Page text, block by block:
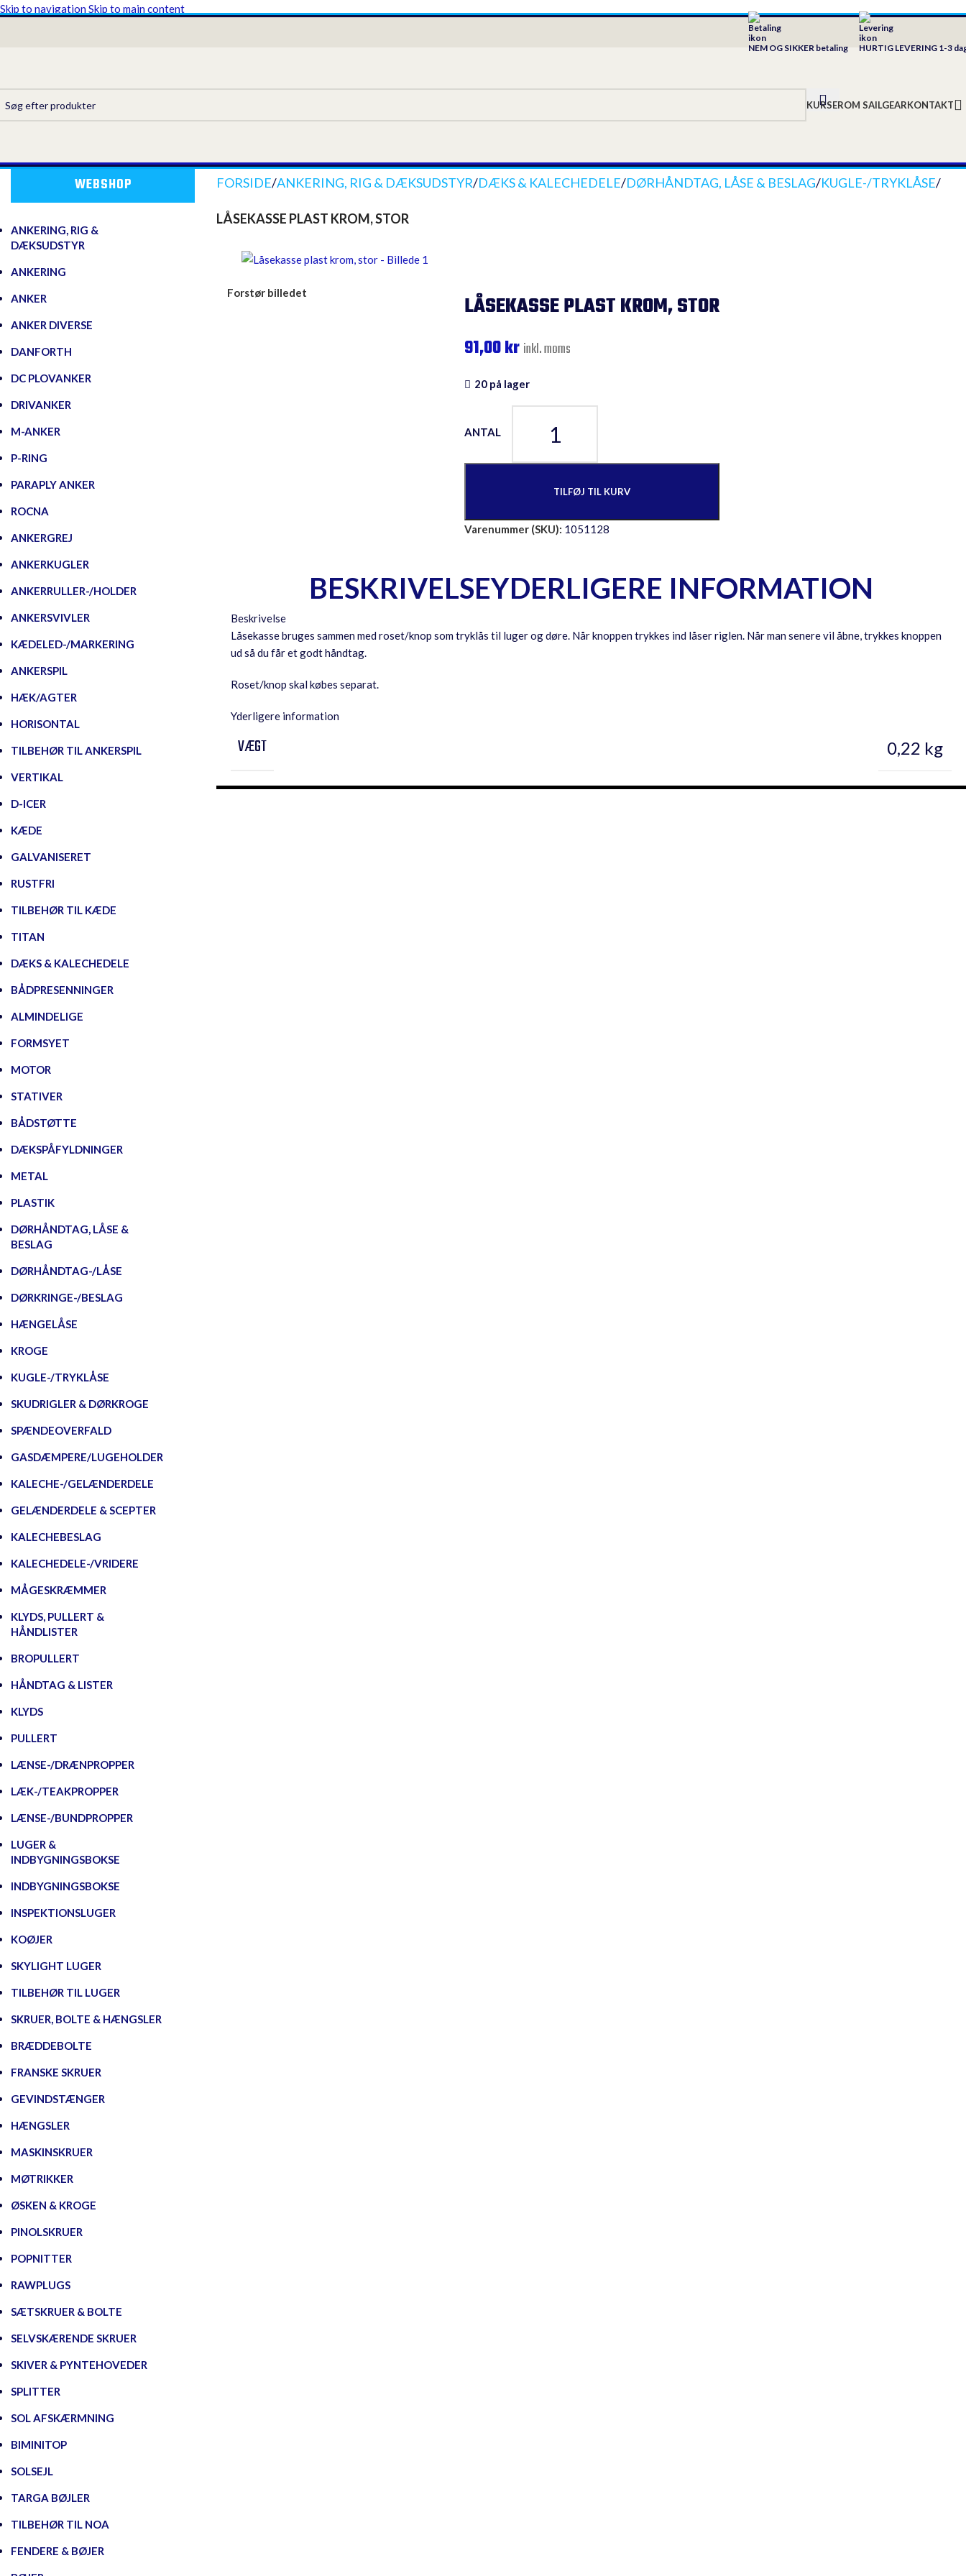
Skip to navigation Skip to main content
NEM OG SIKKER betaling HURTIG LEVERING 1-3
KURSEROM SAILGEARKONTAKT
WEBSHOP
ANKERING, RIG &
DÆKSUDSTYR
ANKERING
ANKER
ANKER DIVERSE
DANFORTH
DC PLOVANKER
DRIVANKER
M-ANKER
P-RING
PARAPLY ANKER
ROCNA
ANKERGREJ
ANKERKUGLER
ANKERRULLER-/HOLDER
ANKERSVIVLER
KÆDELED-/MARKERING
ANKERSPIL
HÆK/AGTER
HORISONTAL
TILBEHØR TIL ANKERSPIL
VERTIKAL
D-ICER
KÆDE
GALVANISERET
RUSTFRI
TILBEHØR TIL KÆDE
TITAN
DÆKS & KALECHEDELE
BÅDPRESENNINGER
ALMINDELIGE
FORMSYET
MOTOR
STATIVER
BÅDSTØTTE
DÆKSPÅFYLDNINGER
METAL
PLASTIK
DØRHÅNDTAG, LÅSE &
BESLAG
DØRHÅNDTAG-/LÅSE
DØRKRINGE-/BESLAG
HÆNGELÅSE
KROGE
KUGLE-/TRYKLÅSE
SKUDRIGLER & DØRKROGE
SPÆNDEOVERFALD
GASDÆMPERE/LUGEHOLDER
KALECHE-/GELÆNDERDELE
GELÆNDERDELE & SCEPTER
KALECHEBESLAG
KALECHEDELE-/VRIDERE
MÅGESKRÆMMER
KLYDS, PULLERT &
HÅNDLISTER
BROPULLERT
HÅNDTAG & LISTER
KLYDS
PULLERT
LÆNSE-/DRÆNPROPPER
LÆK-/TEAKPROPPER
LÆNSE-/BUNDPROPPER
LUGER &
INDBYGNINGSBOKSE
INDBYGNINGSBOKSE
INSPEKTIONSLUGER
KOØJER
SKYLIGHT LUGER
TILBEHØR TIL LUGER
SKRUER, BOLTE & HÆNGSLER
BRÆDDEBOLTE
FRANSKE SKRUER
GEVINDSTÆNGER
HÆNGSLER
MASKINSKRUER
MØTRIKKER
ØSKEN & KROGE
PINOLSKRUER
POPNITTER
RAWPLUGS
SÆTSKRUER & BOLTE
SELVSKÆRENDE SKRUER
SKIVER & PYNTEHOVEDER
SPLITTER
SOL AFSKÆRMNING
BIMINITOP
SOLSEJL
TARGA BØJLER
TILBEHØR TIL NOA
FENDERE & BØJER
FORSIDE/ANKERING, RIG & DÆKSUDSTYR/DÆKS & KALECHEDELE/DØRHÅNDTAG, LÅSE & BESLAG/KUGLE-/TRYKLÅSE/
LÅSEKASSE PLAST KROM, STOR
Forstør billedet LÅSEKASSE PLAST KROM, STOR
91,00kr inkl. moms
20 på lager
TILFØJ TIL KURV
Varenummer (SKU): 1051128
BESKRIVELSEYDERLIGERE INFORMATION
Beskrivelse
Låsekasse bruges sammen med roset/knop som tryklås til luger og døre. Når knoppen trykkes ind låser riglen. Når man senere vil åbne, trykkes knoppen
ud så du får et godt håndtag.
Roset/knop skal købes separat.
Yderligere information
VÆGT 0,22 kg